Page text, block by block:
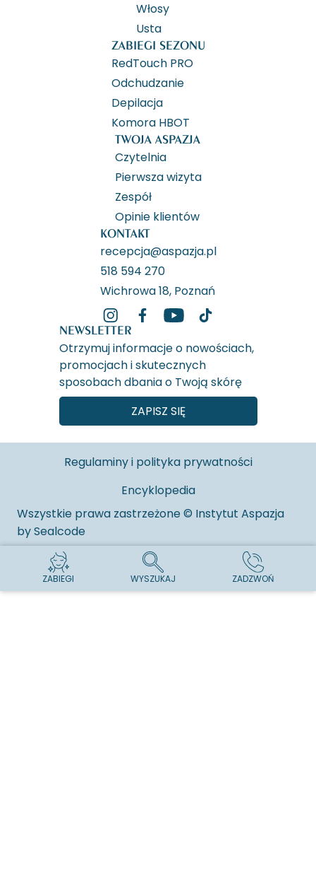
na skórze,
tym mniej
atrakcyjna
czuje się
dana osoba.
oferuje
szeroką
gamę
przeróżnych
zabiegów,
co nie
ułatwia Ci
wyboru.
Więc na co
się
zdecydować?
[archiwum]
Włosy
Usta
ZABIEGI SEZONU
RedTouch PRO
Odchudzanie
Depilacja
Komora HBOT
TWOJA ASPAZJA
Czytelnia
Pierwsza wizyta
Zespół
Opinie klientów
KONTAKT
recepcja@aspazja.pl
518 594 270
Wichrowa 18, Poznań
NEWSLETTER
Otrzymuj informacje o nowościach,
promocjach i skutecznych
sposobach dbania o Twoją skórę
ZAPISZ SIĘ
Regulaminy i polityka prywatności
Encyklopedia
Wszystkie prawa zastrzeżone © Instytut Aspazja
bySealcode
ZABIEGI WYSZUKAJ ZADZWOŃ